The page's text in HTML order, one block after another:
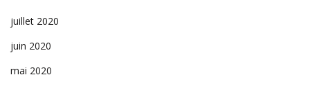
juillet 2020
juin 2020
mai 2020